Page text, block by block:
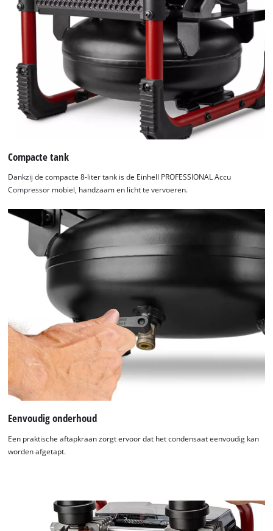
Compacte tank
Dankzij de compacte 8-liter tank is de Einhell PROFESSIONAL Accu
Compressor mobiel, handzaam en licht te vervoeren.
Eenvoudig onderhoud
Een praktische aftapkraan zorgt ervoor dat het condensaat eenvoudig kan
worden afgetapt.